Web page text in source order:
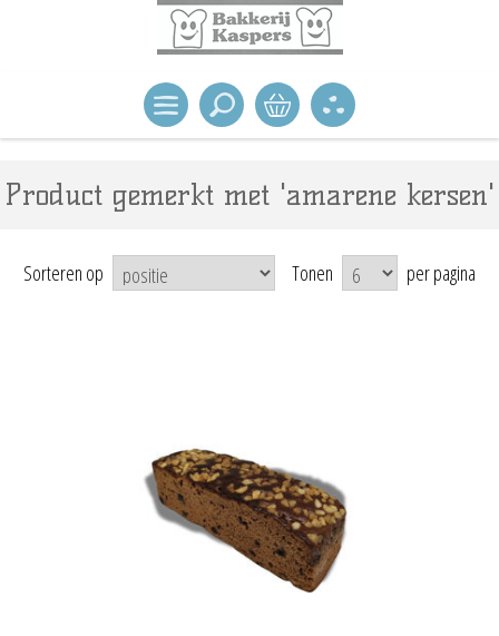
Product gemerkt met 'amarene kersen'
Sorteren op Tonen per pagina